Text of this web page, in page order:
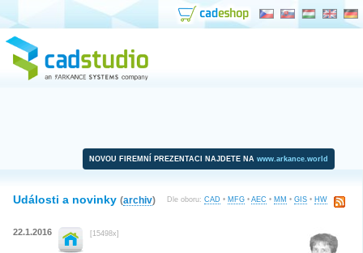
NOVOU FIREMNÍ PREZENTACI NAJDETE NA www.arkance.world
Dle oboru: CAD • MFG • AEC • MM • GIS • HW
Události a novinky (archiv)
22.1.2016 [15498x]